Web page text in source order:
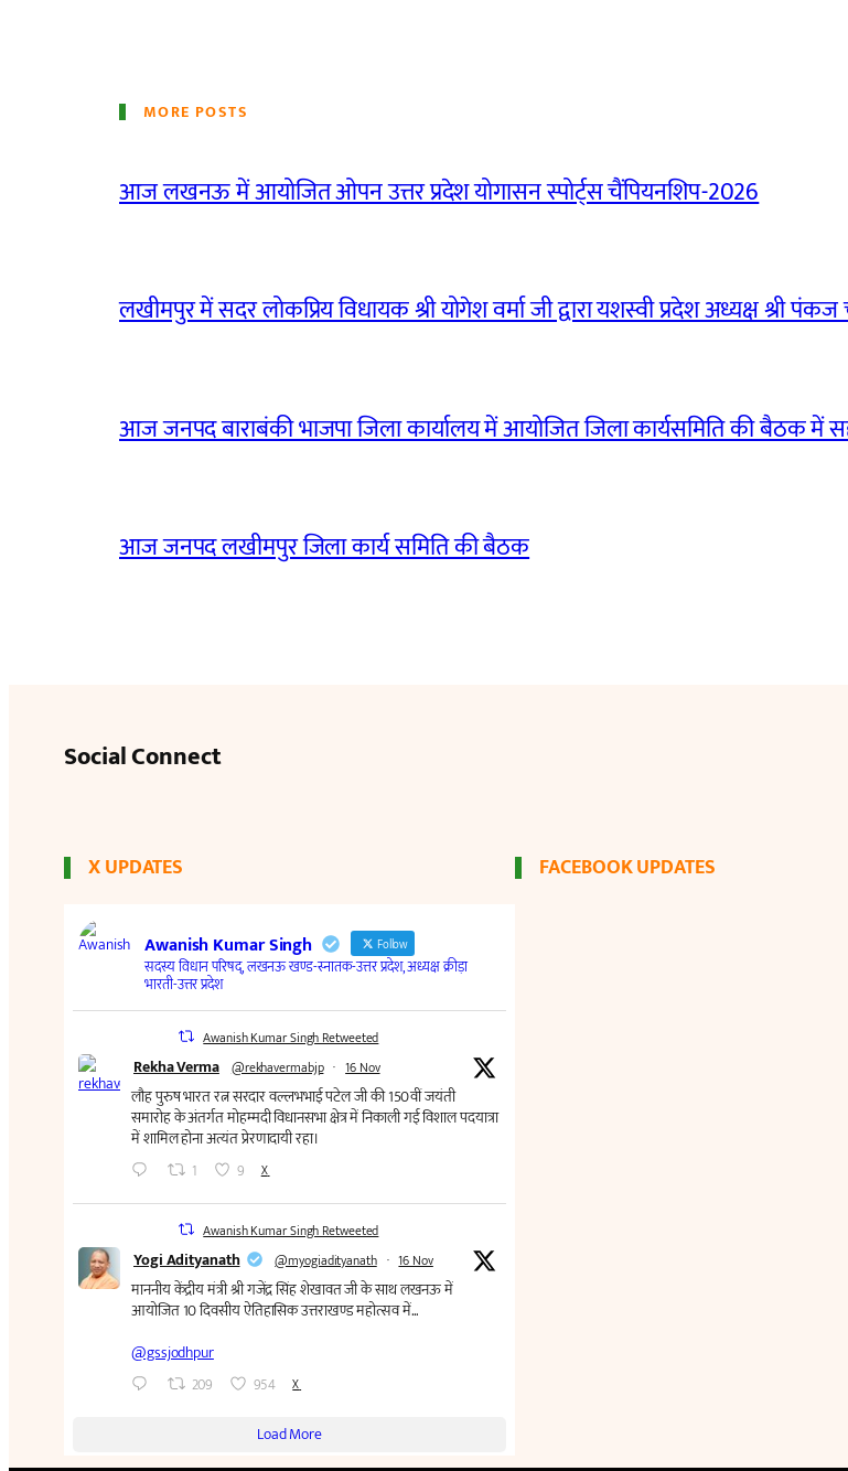
MORE POSTS
आज लखनऊ में आयोजित ओपन उत्तर प्रदेश योगासन स्पोर्ट्स चैंपियनशिप-2026
लखीमपुर में सदर लोकप्रिय विधायक श्री योगेश वर्मा जी द्वारा यशस्वी प्रदेश अध्यक्ष श्री
आज जनपद बाराबंकी भाजपा जिला कार्यालय में आयोजित जिला कार्यसमिति की बैठक में
आज जनपद लखीमपुर जिला कार्य समिति की बैठक
Social Connect
X UPDATES FACEBOOK UPDATES